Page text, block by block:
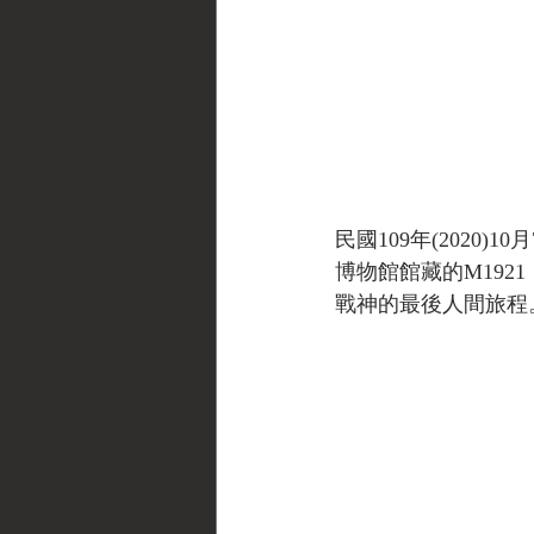
民國109年(2020)10
博物館館藏的
戰神的最後人間旅程